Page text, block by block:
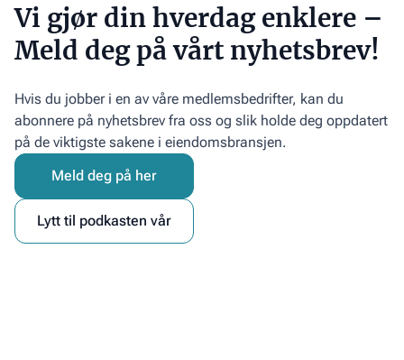
Vi gjør din hverdag enklere –
Meld deg på vårt nyhetsbrev!
Hvis du jobber i en av våre medlemsbedrifter, kan du
abonnere på nyhetsbrev fra oss og slik holde deg oppdatert
på de viktigste sakene i eiendomsbransjen.
Meld deg på her
Lytt til podkasten vår